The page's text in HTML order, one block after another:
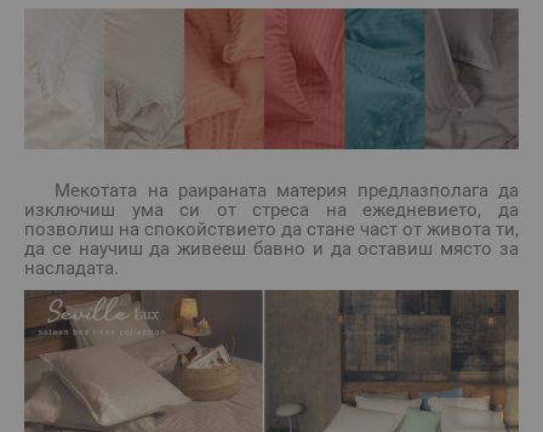
Мекотата на раираната материя предлазполага да
изключиш ума си от стреса на ежедневието, да
позволиш на спокойствието да стане част от живота ти,
да се научиш да живееш бавно и да оставиш място за
насладата.